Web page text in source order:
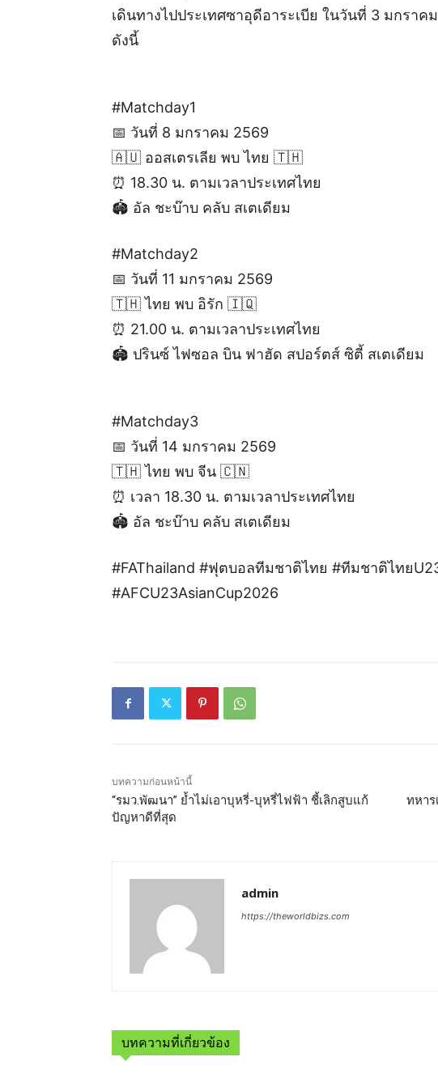
เดินทางไปประเทศซาอุดีอาระเบีย ในวันที่ 3 มกรา
ดังนี้
#Matchday1
📅 วันที่ 8 มกราคม 2569
🇦🇺 ออสเตรเลีย พบ ไทย 🇹🇭
⏰ 18.30 น. ตามเวลาประเทศไทย
🏟️ อัล ชะบ๊าบ คลับ สเตเดียม
#Matchday2
📅 วันที่ 11 มกราคม 2569
🇹🇭 ไทย พบ อิรัก 🇮🇶
⏰ 21.00 น. ตามเวลาประเทศไทย
🏟️ ปรินซ์ ไฟซอล บิน ฟาฮัด สปอร์ตส์ ซิตี้ สเตเดียม
#Matchday3
📅 วันที่ 14 มกราคม 2569
🇹🇭 ไทย พบ จีน 🇨🇳
⏰ เวลา 18.30 น. ตามเวลาประเทศไทย
🏟️ อัล ชะบ๊าบ คลับ สเตเดียม
#FAThailand #ฟุตบอลทีมชาติไทย #ทีมชาติไทย
#AFCU23AsianCup2026
บทความก่อนหน้านี้
“รมว.พัฒนา” ย้ำไม่เอาบุหรี่-บุหรี่ไฟฟ้า ชี้เลิกสูบแก้
ปัญหาดีที่สุด
ทหาร
admin
https://theworldbizs.com
บทความที่เกี่ยวข้อง